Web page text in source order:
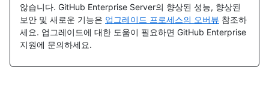
않습니다. GitHub Enterprise Server의 향상된 성능, 향상된
보안 및 새로운 기능은 업그레이드 프로세스의 오버뷰 참조하
세요. 업그레이드에 대한 도움이 필요하면 GitHub Enterprise
지원에 문의하세요.